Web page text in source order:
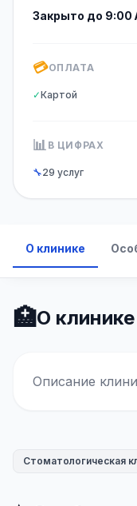
Закрыто до 9:00
💳ОПЛАТА
✓Картой
📊 В ЦИФРАХ
🔧29 услуг
О клинике
🏥О клинике
Описание
Стоматологическая